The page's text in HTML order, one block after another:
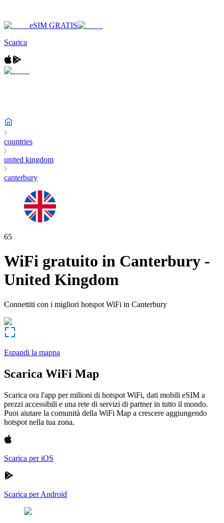
eSIM GRATIS
Scarica
countries
united kingdom
canterbury
65
WiFi gratuito in Canterbury -
United Kingdom
Connettiti con i migliori hotspot WiFi in Canterbury
Espandi la mappa
Scarica WiFi Map
Scarica ora l'app per milioni di hotspot WiFi, dati mobili eSIM a
prezzi accessibili e una rete di servizi di partner in tutto il mondo.
Puoi aiutare la comunità della WiFi Map a crescere aggiungendo
hotspot nella tua zona.
Scarica per iOS
Scarica per Android